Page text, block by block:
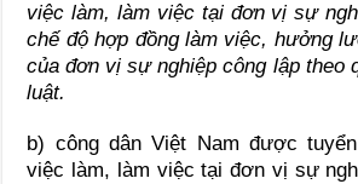
việc làm, làm việc tại đơn vị sự
chế độ hợp đồng làm việc, hưởng
của đơn vị sự nghiệp công lập theo
luật.
b) công dân Việt Nam được
việc làm, làm việc tại đơn vị sự